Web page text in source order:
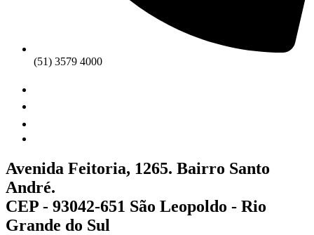
(51) 3579 4000
Avenida Feitoria, 1265. Bairro Santo
André.
CEP - 93042-651 São Leopoldo - Rio
Grande do Sul